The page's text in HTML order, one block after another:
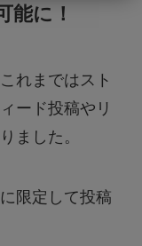
能に！
れまではスト
ード投稿やリ
ました。
限定して投稿